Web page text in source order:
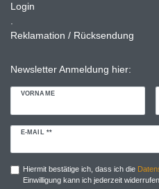
Login
.
Reklamation / Rücksendung
Newsletter Anmeldung hier:
VORNAME
E-MAIL **
Newsletter
Hiermit bestätige ich, dass ich die
Einwilligung kann ich jederzeit